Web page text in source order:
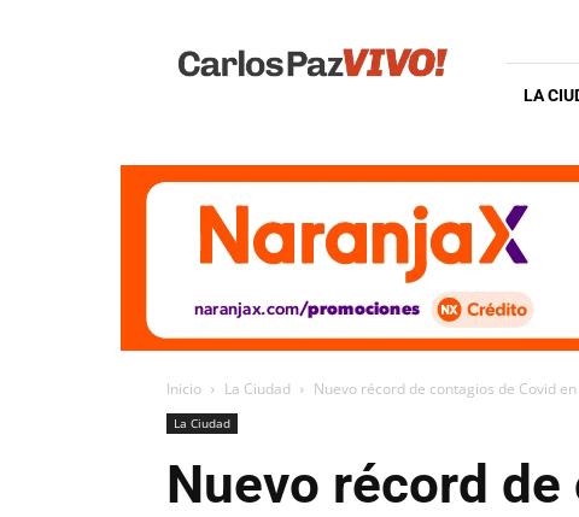
Vivo
LA
Inicio La Ciudad Nuevo récord de contagios de Covid
La Ciudad
Nuevo récord